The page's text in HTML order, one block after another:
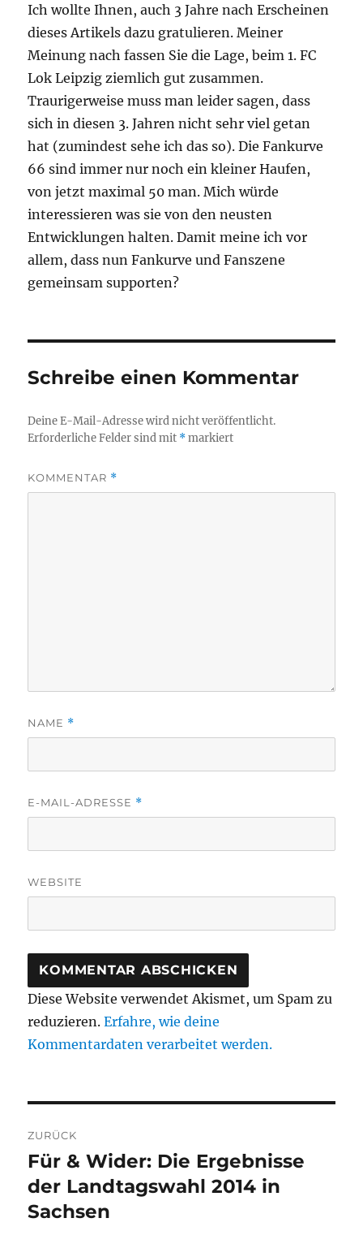
Ich wollte Ihnen, auch 3 Jahre nach Erscheinen
dieses Artikels dazu gratulieren. Meiner
Meinung nach fassen Sie die Lage, beim 1. FC
Lok Leipzig ziemlich gut zusammen.
Traurigerweise muss man leider sagen, dass
sich in diesen 3. Jahren nicht sehr viel getan
hat (zumindest sehe ich das so). Die Fankurve
66 sind immer nur noch ein kleiner Haufen,
von jetzt maximal 50 man. Mich würde
interessieren was sie von den neusten
Entwicklungen halten. Damit meine ich vor
allem, dass nun Fankurve und Fanszene
gemeinsam supporten?
Schreibe einen Kommentar
Deine E-Mail-Adresse wird nicht veröffentlicht.
Erforderliche Felder sind mit *markiert
KOMMENTAR *
NAME *
E-MAIL-ADRESSE *
WEBSITE
Diese Website verwendet Akismet, um Spam zu
reduzieren.Erfahre, wie deine
Kommentardaten verarbeitet werden.
ZURÜCK
Vorheriger
Beitrag:
Für & Wider: Die Ergebnisse
der Landtagswahl 2014 in
Sachsen